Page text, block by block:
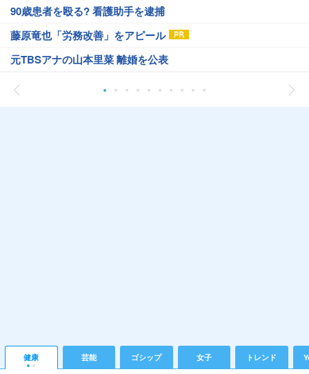
90歳患者を殴る? 看護助手を逮捕
藤原竜也「労務改善」をアピール
元TBSアナの山本里菜 離婚を公表
健康 芸能 ゴシップ 女子 トレンド